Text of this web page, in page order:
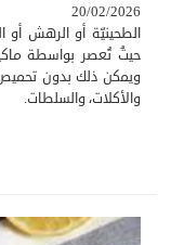
20/02/2026
الطحينيّة أو الرهش
حيثُ تُعصر بواسطة
ويمكن ذلك بدون
والأكلات، والسلطات.